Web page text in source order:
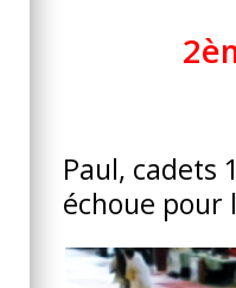
Paul, cadets
échoue pour